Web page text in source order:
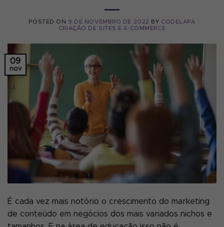
POSTED ON 9 DE NOVEMBRO DE 2022 BY CODELAPA
CRIAÇÃO DE SITES E E-COMMERCE
09
nov
É cada vez mais notório o crescimento do marketing
de conteúdo em negócios dos mais variados nichos e